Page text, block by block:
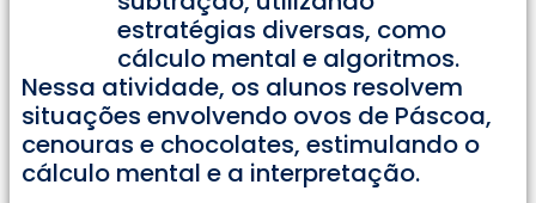
estratégias diversas, como
cálculo mental e algoritmos.
Nessa atividade, os alunos resolvem
situações envolvendo ovos de Páscoa,
cenouras e chocolates, estimulando o
cálculo mental e a interpretação.